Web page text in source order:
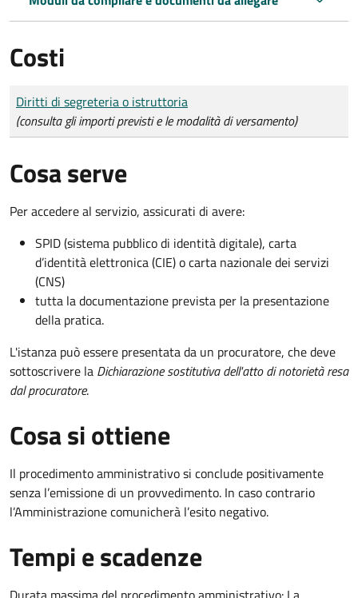
Costi
Tipo di pagamento
Importo
Diritti di segreteria o istruttoria
(consulta gli importi previsti e le modalità di versamento)
Cosa serve
Per accedere al servizio, assicurati di avere:
SPID (sistema pubblico di identità digitale), carta
d’identità elettronica (CIE) o carta nazionale dei servizi
(CNS)
tutta la documentazione prevista per la presentazione
della pratica.
L'istanza può essere presentata da un procuratore, che deve
sottoscrivere la Dichiarazione sostitutiva dell'atto di notorietà resa
dal procuratore.
Cosa si ottiene
Il procedimento amministrativo si conclude positivamente
senza l’emissione di un provvedimento. In caso contrario
l’Amministrazione comunicherà l’esito negativo.
Tempi e scadenze